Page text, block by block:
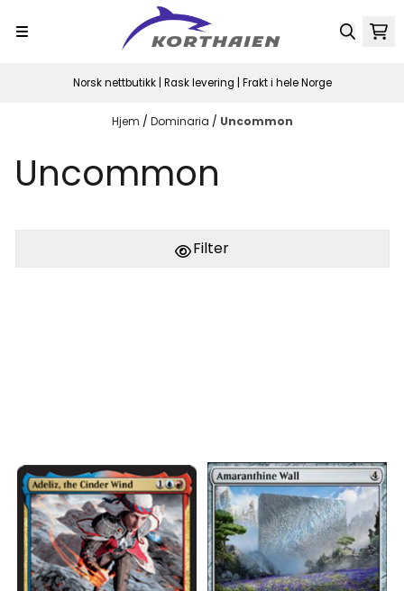
Norsk nettbutikk | Rask levering | Frakt i hele Norge
Hjem / Dominaria / Uncommon
Uncommon
Filter